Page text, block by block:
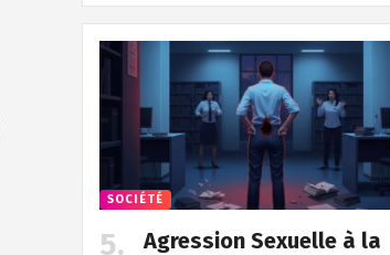
SOCIÉTÉ
Agression Sexuelle à la